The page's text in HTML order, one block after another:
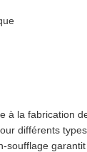
à la fabrication
différents
soufflage